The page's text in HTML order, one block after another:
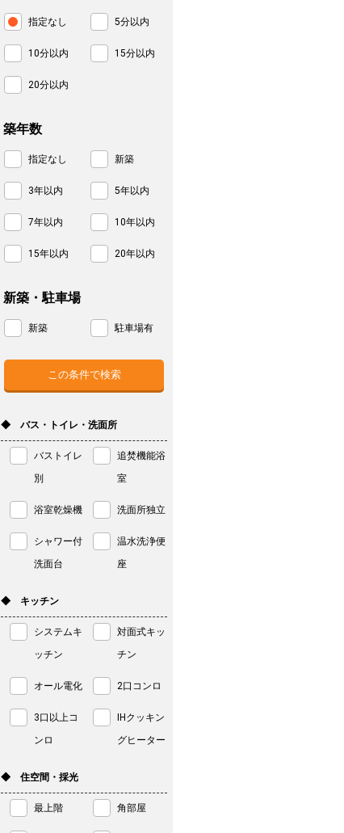
指定なし 5分以内
10分以内 15分以内
20分以内
築年数
指定なし 新築
3年以内 5年以内
7年以内 10年以内
15年以内 20年以内
新築・駐車場
新築 駐車場有
◆ バス・トイレ・洗面所
バストイレ
別
追焚機能浴
室
浴室乾燥機 洗面所独立
シャワー付
洗面台
温水洗浄便
座
◆ キッチン
システムキ
ッチン
対面式キッ
チン
オール電化 2口コンロ
3口以上コ
ンロ
IHクッキン
グヒーター
◆ 住空間・採光
最上階 角部屋